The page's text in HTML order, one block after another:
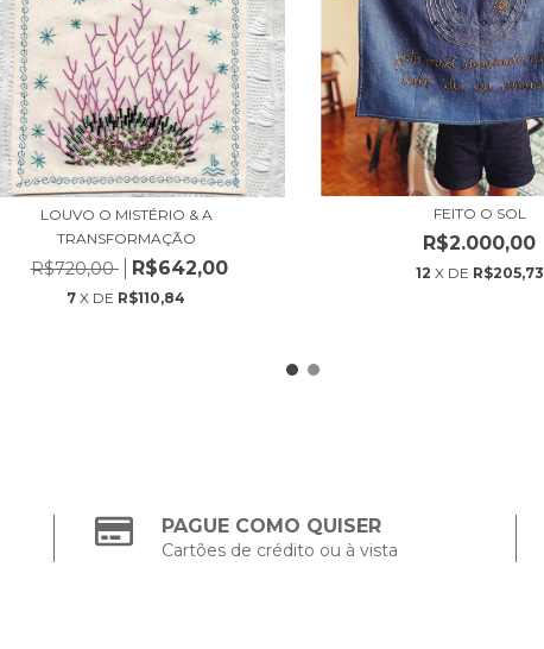
LOUVO O MISTÉRIO & A
TRANSFORMAÇÃO
R$720,00 R$642,00
7 X DE R$110,84
FEITO O SOL
R$2.000,00
12 X DE R$205,73
PAGUE COMO QUISER
Cartões de crédito ou à vista